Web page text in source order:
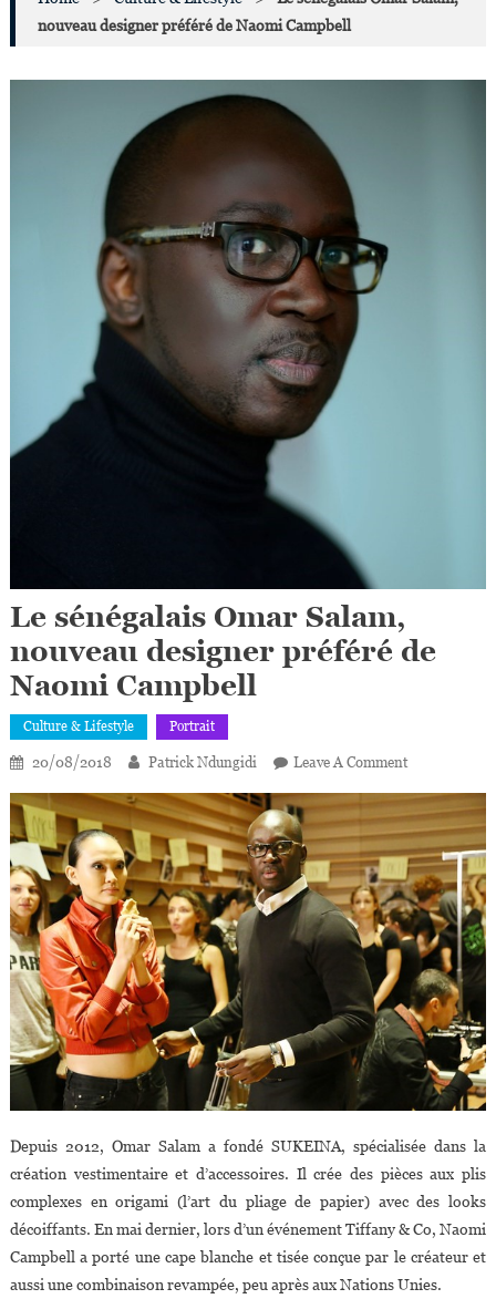
nouveau designer préféré de Naomi Campbell
Le sénégalais Omar Salam,
nouveau designer préféré de
Naomi Campbell
Culture & Lifestyle Portrait
20/08/2018 Patrick Ndungidi Leave A CommentOn
Sénégalais
Omar
Salam,
Nouveau
Designer
Préféré
Naomi
Campbell
Depuis 2012, Omar Salam a fondé SUKEINA, spécialisée dans la
création vestimentaire et d’accessoires. Il crée des pièces aux plis
complexes en origami (l’art du pliage de papier) avec des looks
décoiffants. En mai dernier, lors d’un événement Tiffany & Co, Naomi
Campbell a porté une cape blanche et tisée conçue par le créateur et
aussi une combinaison revampée, peu après aux Nations Unies.